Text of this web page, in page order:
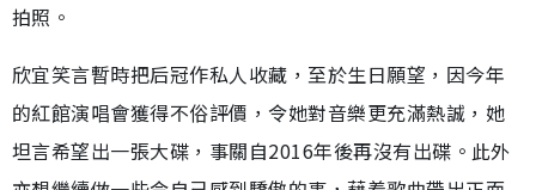
拍照。
欣宜笑言暫時把后冠作私人收藏，至於生日願望，因今年
的紅館演唱會獲得不俗評價，令她對音樂更充滿熱誠，她
坦言希望出一張大碟，事關自2016年後再沒有出碟。此外